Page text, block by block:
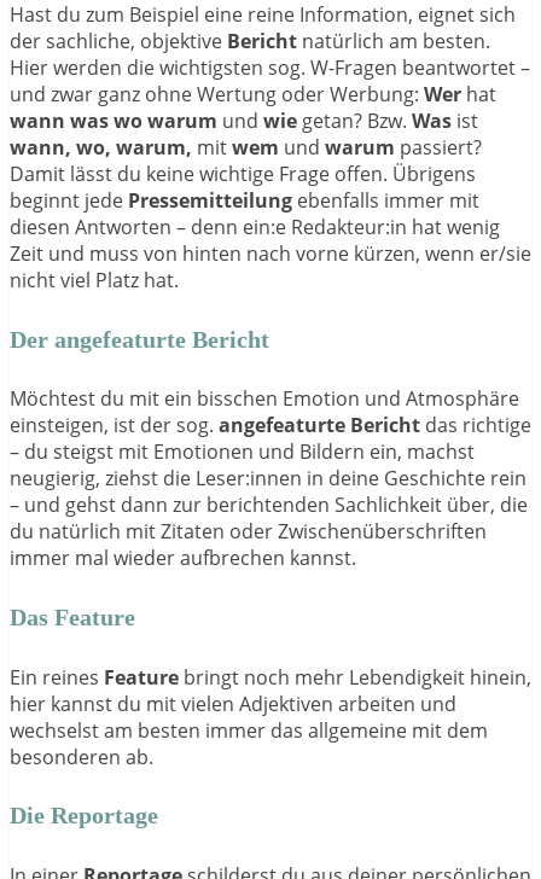
Hast du zum Beispiel eine reine Information, eignet sich
der sachliche, objektive Bericht natürlich am besten.
Hier werden die wichtigsten sog. W-Fragen beantwortet –
und zwar ganz ohne Wertung oder Werbung: Wer hat
wann was wo warum und wie getan? Bzw. Was ist
wann, wo, warum, mitwem und warum passiert?
Damit lässt du keine wichtige Frage offen. Übrigens
beginnt jede Pressemitteilung ebenfalls immer mit
diesen Antworten – denn ein:e Redakteur:in hat wenig
Zeit und muss von hinten nach vorne kürzen, wenn er/sie
nicht viel Platz hat.
Der angefeaturte Bericht
Möchtest du mit ein bisschen Emotion und Atmosphäre
einsteigen, ist der sog. angefeaturte Bericht das richtige
– du steigst mit Emotionen und Bildern ein, machst
neugierig, ziehst die Leser:innen in deine Geschichte rein
– und gehst dann zur berichtenden Sachlichkeit über, die
du natürlich mit Zitaten oder Zwischenüberschriften
immer mal wieder aufbrechen kannst.
Das Feature
Ein reines Feature bringt noch mehr Lebendigkeit hinein,
hier kannst du mit vielen Adjektiven arbeiten und
wechselst am besten immer das allgemeine mit dem
besonderen ab.
Die Reportage